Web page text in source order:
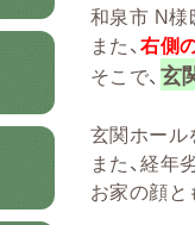
和泉市 N様
また、右側
そこで、 玄
玄関ホール
また、経年
お家の顔